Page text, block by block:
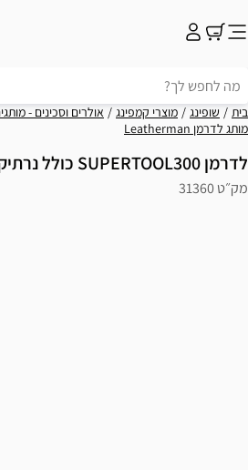
בית שופינג מוצרי קמפינג
אולרים וסכינים -
מותג לדרמן Leatherman
לדרמן SUPERTOOL300 כולל נרתיק
מק״ט 31360